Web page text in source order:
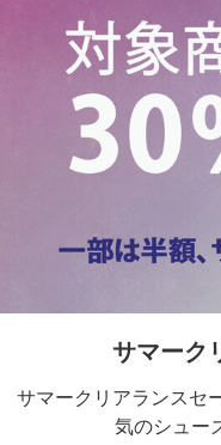
サマーク
サマークリアランスセ
気のシュー